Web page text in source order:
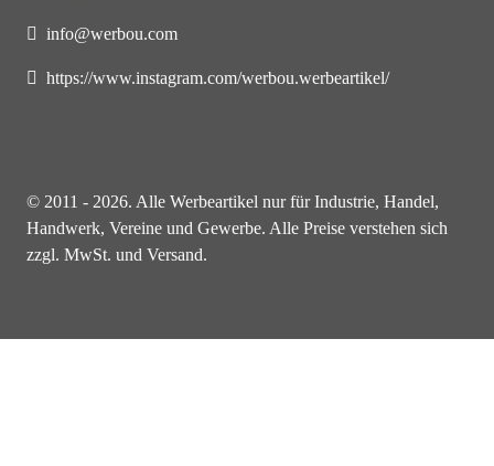
info@werbou.com
https://www.instagram.com/werbou.werbeartikel/
© 2011 - 2026. Alle Werbeartikel nur für Industrie, Handel,
Handwerk, Vereine und Gewerbe. Alle Preise verstehen sich
zzgl. MwSt. und Versand.